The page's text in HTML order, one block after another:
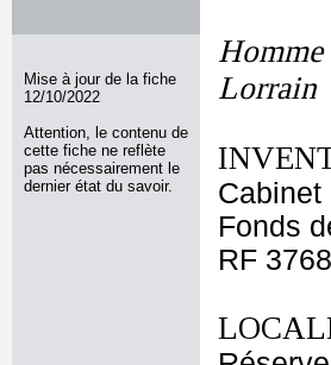
Mise à jour de la fiche
12/10/2022
Attention, le contenu de
cette fiche ne reflète
pas nécessairement le
dernier état du savoir.
Homme
Lorrain
Cabinet
Fonds
RF